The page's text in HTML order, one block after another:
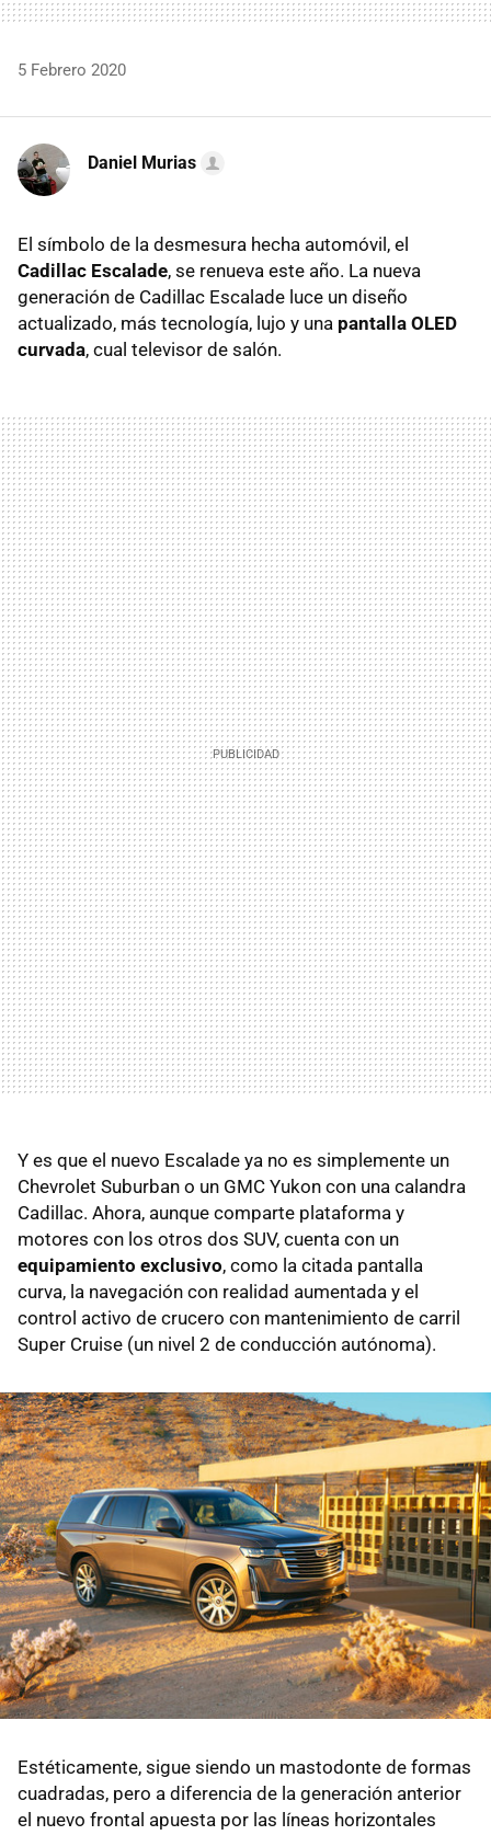
5 Febrero 2020
Daniel Murias
El símbolo de la desmesura hecha automóvil, el
Cadillac Escalade, se renueva este año. La nueva
generación de Cadillac Escalade luce un diseño
actualizado, más tecnología, lujo y una pantalla OLED
curvada, cual televisor de salón.
Y es que el nuevo Escalade ya no es simplemente un
Chevrolet Suburban o un GMC Yukon con una calandra
Cadillac. Ahora, aunque comparte plataforma y
motores con los otros dos SUV, cuenta con un
equipamiento exclusivo, como la citada pantalla
curva, la navegación con realidad aumentada y el
control activo de crucero con mantenimiento de carril
Super Cruise (un nivel 2 de conducción autónoma).
Estéticamente, sigue siendo un mastodonte de formas
cuadradas, pero a diferencia de la generación anterior
el nuevo frontal apuesta por las líneas horizontales